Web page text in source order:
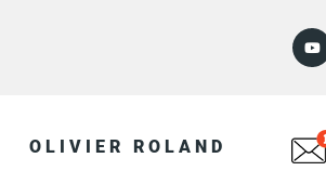
OLIVIER ROLAND